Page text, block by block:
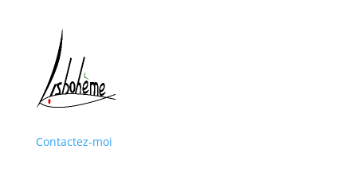
Contactez-moi